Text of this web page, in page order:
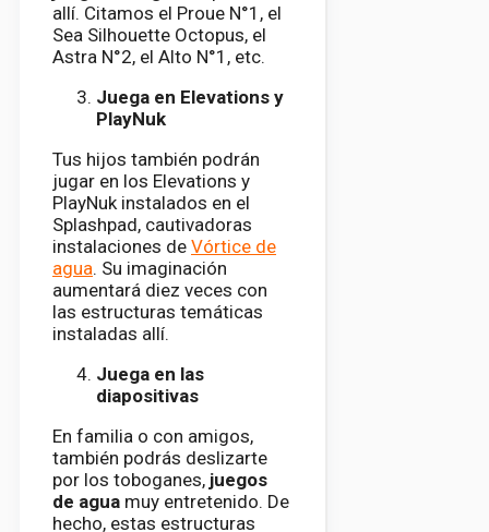
allí. Citamos el Proue N°1, el
Sea Silhouette Octopus, el
Astra N°2, el Alto N°1, etc.
Juega en Elevations y
PlayNuk
Tus hijos también podrán
jugar en los Elevations y
PlayNuk instalados en el
Splashpad, cautivadoras
instalaciones de Vórtice de
agua. Su imaginación
aumentará diez veces con
las estructuras temáticas
instaladas allí.
Juega en las
diapositivas
En familia o con amigos,
también podrás deslizarte
por los toboganes, juegos
de agua muy entretenido. De
hecho, estas estructuras